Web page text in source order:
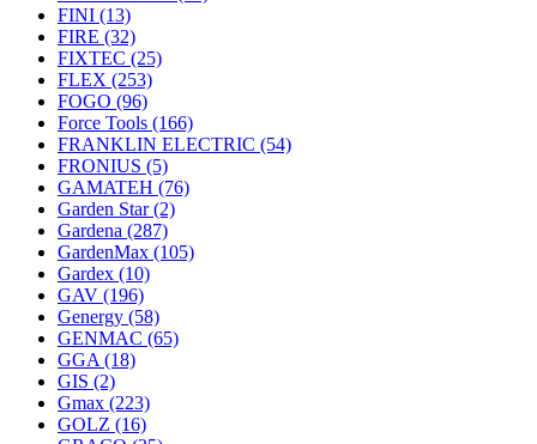
FINI (13)
FIRE (32)
FIXTEC (25)
FLEX (253)
FOGO (96)
Force Tools (166)
FRANKLIN ELECTRIC (54)
FRONIUS (5)
GAMATEH (76)
Garden Star(2)
Gardena (287)
GardenMax (105)
Gardex (10)
GAV (196)
Genergy (58)
GENMAC (65)
GGA (18)
GIS (2)
Gmax (223)
GOLZ (16)